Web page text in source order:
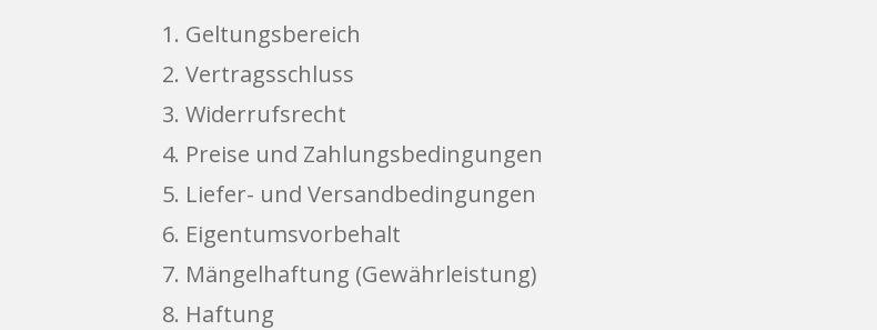
Geltungsbereich
Vertragsschluss
Widerrufsrecht
Preise und Zahlungsbedingungen
Liefer- und Versandbedingungen
Eigentumsvorbehalt
Mängelhaftung (Gewährleistung)
Haftung